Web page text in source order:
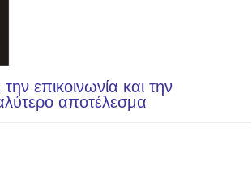
επικοινωνία και την
αποτέλεσμα